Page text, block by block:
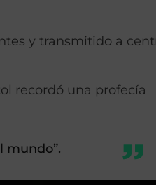
y transmitido a
recordó una profecía
mundo”.